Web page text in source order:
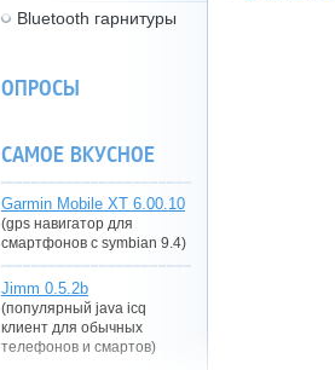
Bluetooth гарнитуры
ОПРОСЫ
САМОЕ ВКУСНОЕ
Garmin Mobile XT 6.00.10
(gps навигатор для
смартфонов с symbian 9.4)
Jimm 0.5.2b
(популярный java icq
клиент для обычных
телефонов и смартов)